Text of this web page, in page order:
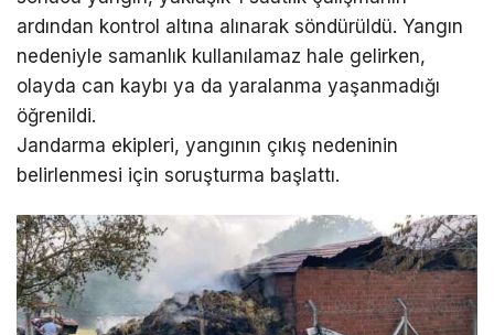
ardından kontrol altına alınarak söndürüldü. Yangın
nedeniyle samanlık kullanılamaz hale gelirken,
olayda can kaybı ya da yaralanma yaşanmadığı
öğrenildi.
Jandarma ekipleri, yangının çıkış nedeninin
belirlenmesi için soruşturma başlattı.